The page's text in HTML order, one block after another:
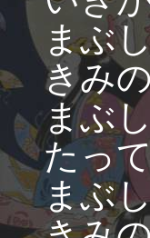
まぶ
きみ
まぶ
たっ
まぶ